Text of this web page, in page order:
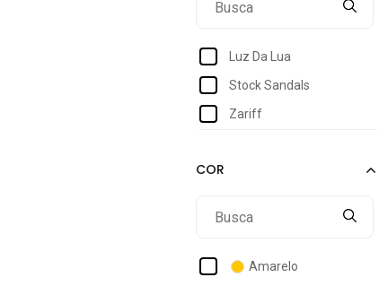
44
Luz Da Lua
Stock Sandals
Zariff
Amarelo